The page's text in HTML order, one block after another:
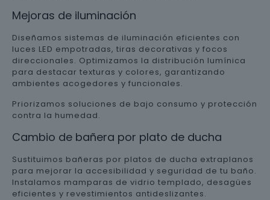
Mejoras de iluminación
Diseñamos sistemas de iluminación eficientes con
luces LED empotradas, tiras decorativas y focos
direccionales. Optimizamos la distribución lumínica
para destacar texturas y colores, garantizando
ambientes acogedores y funcionales.
Priorizamos soluciones de bajo consumo y protección
contra la humedad.
Cambio de bañera por plato de ducha
Sustituimos bañeras por platos de ducha extraplanos
para mejorar la accesibilidad y seguridad de tu baño.
Instalamos mamparas de vidrio templado, desagües
eficientes y revestimientos antideslizantes.